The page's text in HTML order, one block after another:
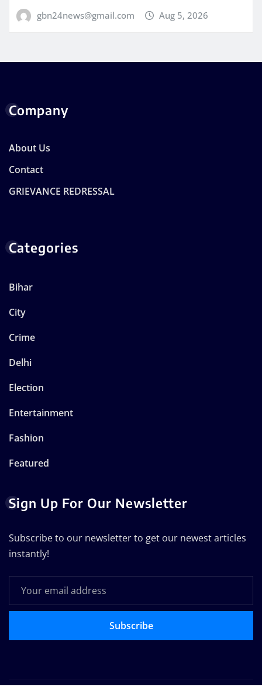
gbn24news@gmail.com Aug 5, 2026
Company
About Us
Contact
GRIEVANCE REDRESSAL
Categories
Bihar
City
Crime
Delhi
Election
Entertainment
Fashion
Featured
Sign Up For Our Newsletter
Subscribe to our newsletter to get our newest articles
instantly!
Subscribe